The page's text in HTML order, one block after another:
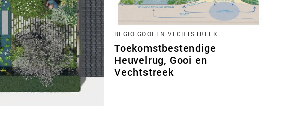
REGIO GOOI EN VECHTSTREEK
Toekomstbestendige
Heuvelrug, Gooi en
Vechtstreek